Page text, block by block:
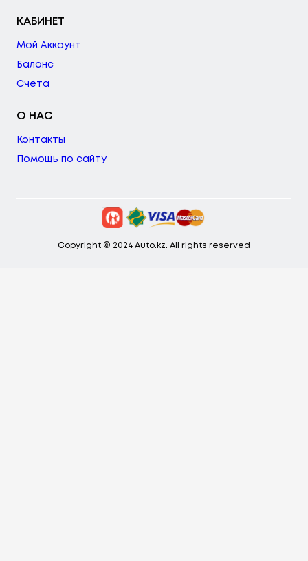
КАБИНЕТ
Мой Аккаунт
Баланс
Счета
О НАС
Контакты
Помощь по сайту
Copyright © 2024 Auto.kz. All rights reserved